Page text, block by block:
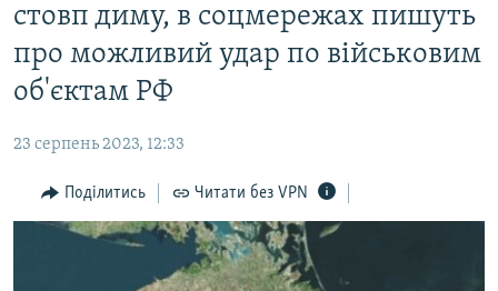
матеріалу
до
основної
Перейти
пошуку
ВІДЕО ТА ФОТО
ПОЛІТИКА
ПОГЛЯД
ІНТЕРВ'Ю
ВСЕ ЗА ДЕНЬ
стовп диму, в соцмережах пишуть
про можливий удар по військовим
об'єктам РФ
23 серпень 2023, 12:33
Поділитись Читати без VPN